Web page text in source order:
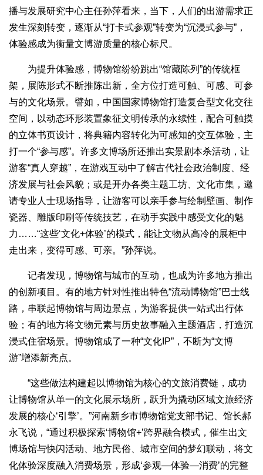
播与发展研究中心主任孙萍看来，当下，人们的出游需求正
发生深刻转变，逐渐从“打卡式参观”转变为“沉浸式参与”，
体验感成为衡量文博游质量的核心标尺。
为提升体验感，博物馆纷纷跳出“馆藏陈列”的传统框
架，展陈形式不断推陈出新，全方位打造可触、可感、可参
与的文化场景。譬如，中国国家博物馆打造复合型文化交往
空间，以动态环形装置象征文明传承的永续性，配合可触摸
的立体书页设计，将典籍内容转化为可感知的交互体验，主
打一个“参与感”。许多文博场所还推出实景剧本杀活动，让
游客“真人穿越”，在游戏互动中了解古代社会政治制度、经
济发展与社会风貌；或是开办各类主题工坊、文化市集，邀
请专业人士现场指导，让游客可以亲手参与绘制壁画、制作
瓷器、雕版印刷等传统技艺，在动手实践中感受文化的魅
力……“这些‘文化+体验’的模式，能让文物从高冷的展柜中
走出来，变得可感、可亲。”孙萍说。
记者发现，博物馆与城市的互动，也成为许多地方推出
的创新项目。有的地方针对性推出特色“流动博物馆”巴士线
路，串联起博物馆与周边景点，为游客提供一站式出行体
验；有的地方将文物元素与历史故事融入主题酒店，打造沉
浸式住宿场景。博物馆成了一种“文化IP”，不断为“文博
游”增添新亮点。
“这些做法构建起以博物馆为核心的文旅消费链，成功
让博物馆从单一的文化展示场所，跃升为撬动区域文旅经济
发展的核心‘引擎’。”河南新乡市博物馆党支部书记、馆长郝
永飞说，“通过积极探索‘博物馆+’跨界融合模式，催生出文
博场馆与快闪活动、地方民俗、城市空间的梦幻联动，将文
化体验深度融入消费场景，形成‘参观—体验—消费’的完整